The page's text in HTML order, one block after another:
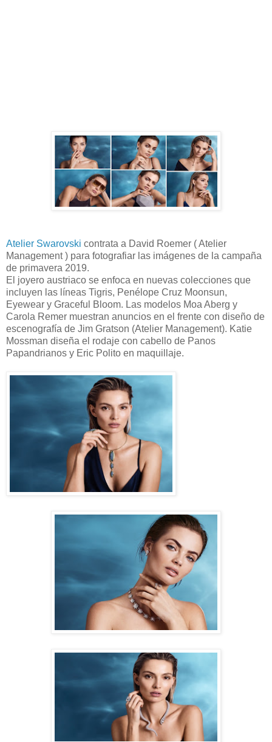
Atelier Swarovski contrata a David Roemer ( Atelier
Management ) para fotografiar las imágenes de la campaña
de primavera 2019.
El joyero austriaco se enfoca en nuevas colecciones que
incluyen las líneas Tigris, Penélope Cruz Moonsun,
Eyewear y Graceful Bloom. Las modelos Moa Aberg y
Carola Remer muestran anuncios en el frente con diseño de
escenografía de Jim Gratson (Atelier Management). Katie
Mossman diseña el rodaje con cabello de Panos
Papandrianos y Eric Polito en maquillaje.